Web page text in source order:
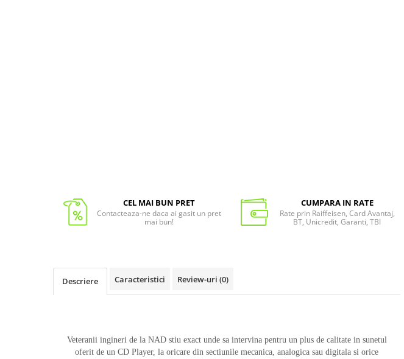
CEL MAI BUN PRET
Contacteaza-ne daca ai gasit un pret
mai bun!
CUMPARA IN RATE
Rate prin Raiffeisen, Card Avantaj,
BT, Unicredit, Garanti, TBI
Descriere Caracteristici Review-uri (0)
Veteranii ingineri de la NAD stiu exact unde sa intervina pentru un plus de calitate in sunetul
oferit de un CD Player, la oricare din sectiunile mecanica, analogica sau digitala si orice